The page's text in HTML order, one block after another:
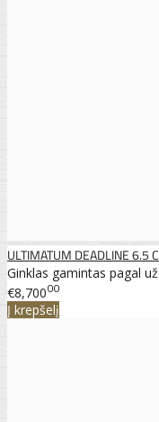
ULTIMATUM DEADLINE 6.5
Ginklas gamintas pagal
€8,70000
Į krepšelį